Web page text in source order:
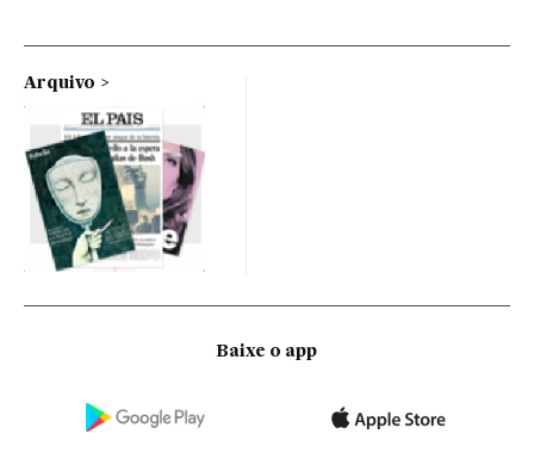
Arquivo
Baixe o app